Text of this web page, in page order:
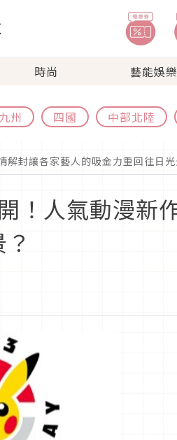
時尚 藝能娛樂
九州 四國 中部北陸
封讓各家藝人的吸金力重回往日光
！人氣動漫新